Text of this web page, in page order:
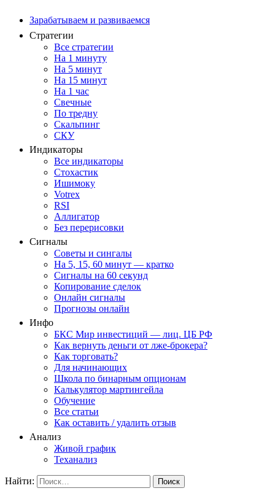
Зарабатываем и развиваемся
Стратегии
Все стратегии
На 1 минуту
На 5 минут
На 15 минут
На 1 час
Свечные
По тредну
Скальпинг
СКУ
Индикаторы
Все индикаторы
Стохастик
Ишимоку
Votrex
RSI
Аллигатор
Без перерисовки
Сигналы
Советы и сингалы
На 5, 15, 60 минут — кратко
Сигналы на 60 секунд
Копирование сделок
Онлайн сигналы
Прогнозы онлайн
Инфо
БКС Мир инвестиций — лиц. ЦБ РФ
Как вернуть деньги от лже-брокера?
Как торговать?
Для начинающих
Школа по бинарным опционам
Калькулятор мартингейла
Обучение
Все статьи
Как оставить / удалить отзыв
Анализ
Живой график
Теханализ
Найти: